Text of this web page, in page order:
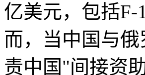
亿美元，包括
而，当中国与
责中国"间接资